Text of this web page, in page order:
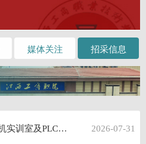
媒体关注 招采信息
江西工商职业技术学院单片机实训室及PLC实训室建设 项目招标公告 2026-07-31